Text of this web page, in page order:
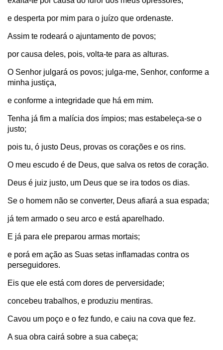
e desperta por mim para o juízo que ordenaste.
Assim te rodeará o ajuntamento de povos;
por causa deles, pois, volta-te para as alturas.
O Senhor julgará os povos; julga-me, Senhor, conforme a
minha justiça,
e conforme a integridade que há em mim.
Tenha já fim a malícia dos ímpios; mas estabeleça-se o
justo;
pois tu, ó justo Deus, provas os corações e os rins.
O meu escudo é de Deus, que salva os retos de coração.
Deus é juiz justo, um Deus que se ira todos os dias.
Se o homem não se converter, Deus afiará a sua espada;
já tem armado o seu arco e está aparelhado.
E já para ele preparou armas mortais;
e porá em ação as Suas setas inflamadas contra os
perseguidores.
Eis que ele está com dores de perversidade;
concebeu trabalhos, e produziu mentiras.
Cavou um poço e o fez fundo, e caiu na cova que fez.
A sua obra cairá sobre a sua cabeça;